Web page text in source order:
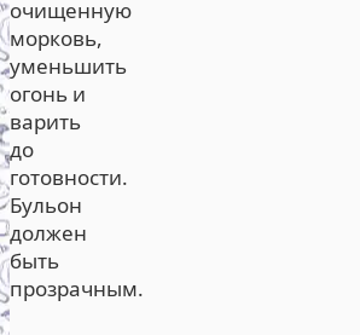
очищенную
морковь,
уменьшить
огонь и
варить
до
готовности.
Бульон
должен
быть
прозрачным.